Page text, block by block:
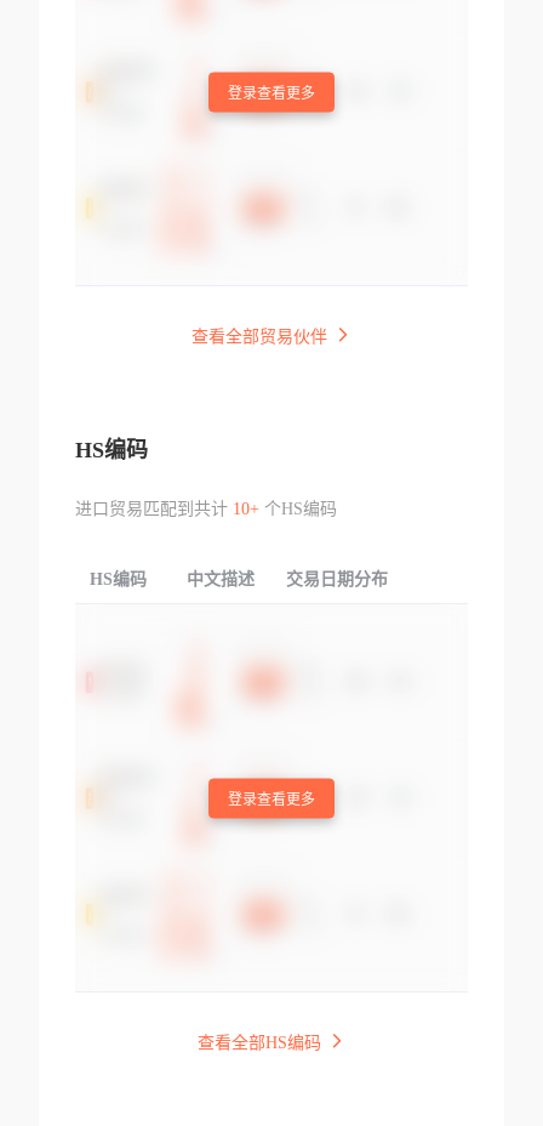
登录查看更多
查看全部贸易伙伴
HS编码
进口贸易匹配到共计 10+个HS编码
HS编码 中文描述 交易日期分布
登录查看更多
查看全部HS编码